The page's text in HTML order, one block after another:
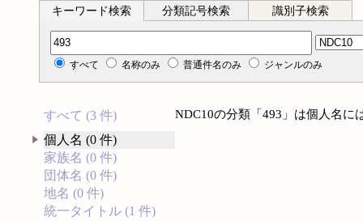
キーワード検索 分類記号検索 識別子検索
分類記号検索
すべて 名称のみ 普通件名のみ ジャンルのみ
すべて (3 件)
個人名 (0 件)
家族名 (0 件)
団体名 (0 件)
地名 (0 件)
統一タイトル (1 件)
NDC10の分類「493」は個人名に